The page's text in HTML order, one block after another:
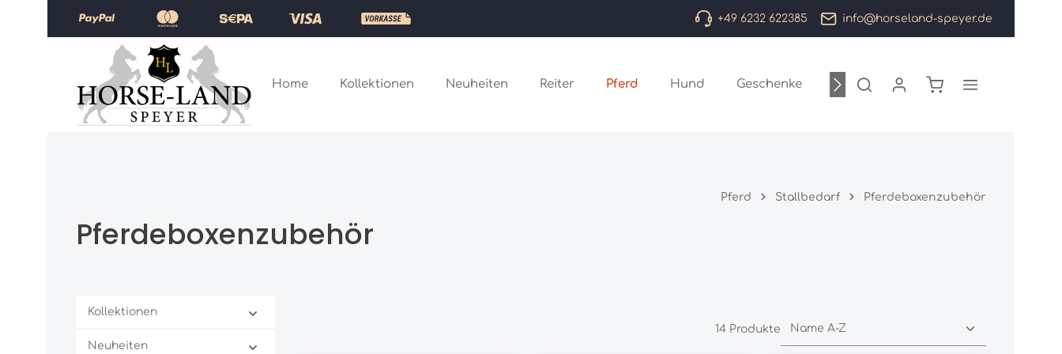
Zum Hauptinhalt springen
Zur Hauptnavigation springen +49 6232 622385 info@horseland-speyer.de
Home Kollektionen Neuheiten Reiter Pferd Hund Geschenke Sale % MarkenWarenkorb enthält
Pferd Stallbedarf Pferdeboxenzubehör
Pferdeboxenzubehör
Kollektionen
Neuheiten
14 Produkte